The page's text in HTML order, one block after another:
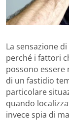
La sensazione
perché i fattori
possono essere
di un fastidio
particolare
quando
invece spia di